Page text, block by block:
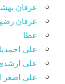
عرفان
عرفان
عطا
علی
علی
علی اصغر